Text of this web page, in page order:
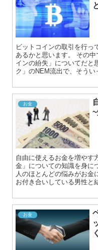
ビットコインの取引を行っ
あるかと思います。 その
インの紛失」についてだと
ク」のNEM流出で、そうい
お金
自由に使えるお金を増やす
金」についての知識を身に
人のほとんどの悩みがお金
お付き合いしている男性と
お金